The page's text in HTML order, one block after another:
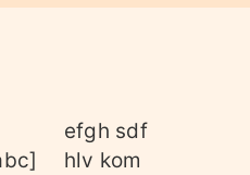
efgh sdf
hlv kom